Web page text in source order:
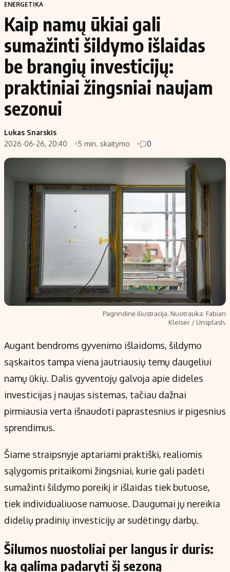
ENERGETIKA
Kaip namų ūkiai gali
sumažinti šildymo išlaidas
be brangių investicijų:
praktiniai žingsniai naujam
sezonui
Lukas Snarskis
2026-06-26, 20:40
5 min. skaitymo 0
Pagrindinė iliustracija. Nuotrauka: Fabian
Kleiser / Unsplash.
Augant bendroms gyvenimo išlaidoms, šildymo
sąskaitos tampa viena jautriausių temų daugeliui
namų ūkių. Dalis gyventojų galvoja apie dideles
investicijas į naujas sistemas, tačiau dažnai
pirmiausia verta išnaudoti paprastesnius ir pigesnius
sprendimus.
Šiame straipsnyje aptariami praktiški, realiomis
sąlygomis pritaikomi žingsniai, kurie gali padėti
sumažinti šildymo poreikį ir išlaidas tiek butuose,
tiek individualiuose namuose. Daugumai jų nereikia
didelių pradinių investicijų ar sudėtingų darbų.
Šilumos nuostoliai per langus ir duris:
ką galima padaryti šį sezoną